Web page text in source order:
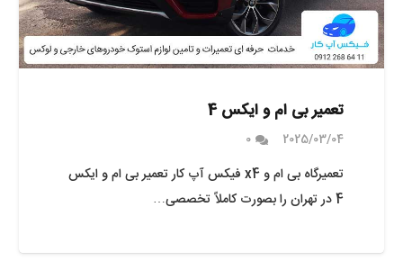
تعمیر بی ام و ایکس 4
2025/03/04
0
تعمیرگاه بی ام و x4 فیکس آپ کار تعمیر بی ام و ایکس
4 در تهران را بصورت کاملاً تخصصی…